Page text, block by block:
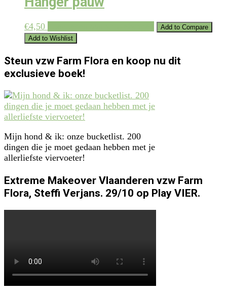
€4,50
Add to Compare
Add to Wishlist
Steun vzw Farm Flora en koop nu dit
exclusieve boek!
Mijn hond & ik: onze bucketlist. 200
dingen die je moet gedaan hebben met je
allerliefste viervoeter!
Extreme Makeover Vlaanderen vzw Farm
Flora, Steffi Verjans. 29/10 op Play VIER.